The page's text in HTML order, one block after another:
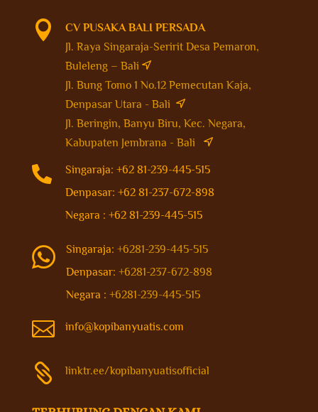

CV PUSAKA BALI PERSADA
Jl. Raya Singaraja-Seririt Desa Pemaron,
Buleleng – Bali
Jl. Bung Tomo 1 No.12 Pemecutan Kaja,
Denpasar Utara - Bali
Jl. Beringin, Banyu Biru, Kec. Negara,
Kabupaten Jembrana - Bali

Singaraja: +62 81-239-445-515
Denpasar: +62 81-237-672-898
Negara : +62 81-239-445-515
 Singaraja: +6281-239-445-515
Denpasar: +6281-237-672-898
Negara : +6281-239-445-515
 info@kopibanyuatis.com
 linktr.ee/kopibanyuatisofficial